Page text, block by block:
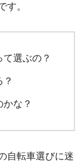
。
選ぶの？
な？
自転車選びに迷